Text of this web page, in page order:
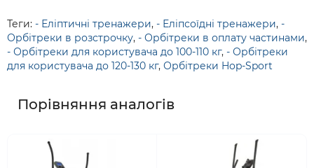
Теги: - Еліптичні тренажери, - Еліпсоїдні тренажери, -
Орбітреки в розстрочку, - Орбітреки в оплату частинами,
- Орбітреки для користувача до 100-110 кг, - Орбітреки
для користувача до 120-130 кг, Орбітреки Hop-Sport
Порівняння аналогів